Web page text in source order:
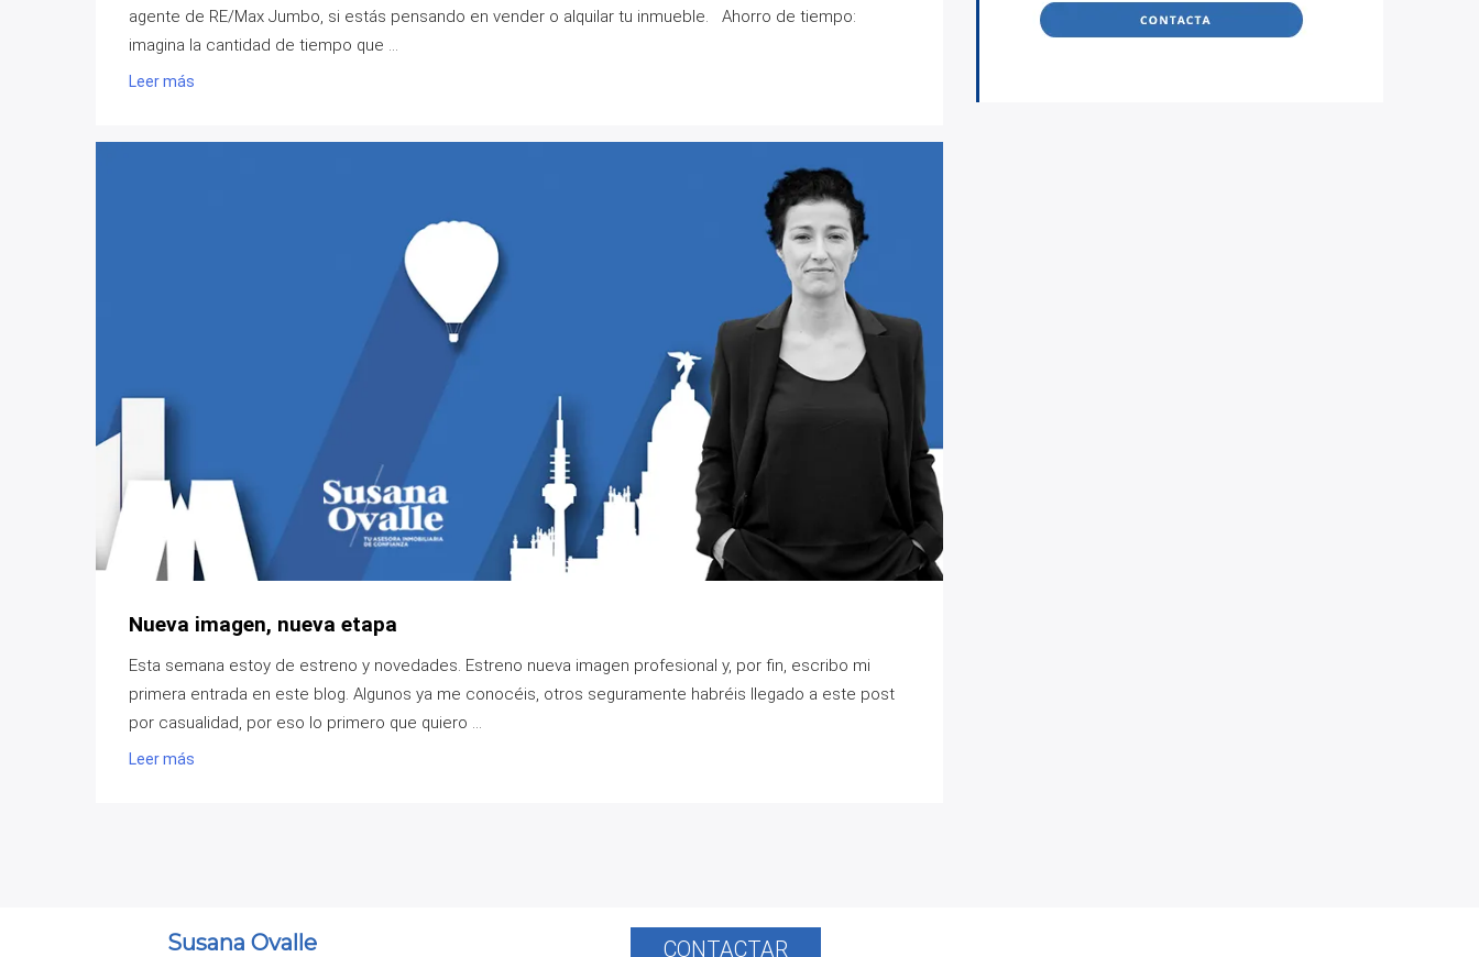
agente de RE/Max Jumbo, si estás pensando en vender o alquilar tu inmueble. Ahorro de tiempo:
imagina la cantidad de tiempo que ...
Leer más
Nueva imagen, nueva etapa
Esta semana estoy de estreno y novedades. Estreno nueva imagen profesional y, por fin, escribo mi
primera entrada en este blog. Algunos ya me conocéis, otros seguramente habréis llegado a este post
por casualidad, por eso lo primero que quiero ...
Leer más
Susana Ovalle CONTACTAR